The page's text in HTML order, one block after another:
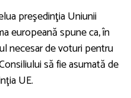
preşedinţia Uniunii
europeană spune ca, în
necesar de voturi pentru
să fie asumată de
UE.